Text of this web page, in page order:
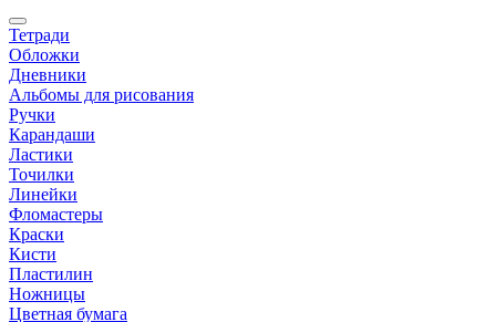
Тетради
Обложки
Дневники
Альбомы для рисования
Ручки
Карандаши
Ластики
Точилки
Линейки
Фломастеры
Краски
Кисти
Пластилин
Ножницы
Цветная бумага